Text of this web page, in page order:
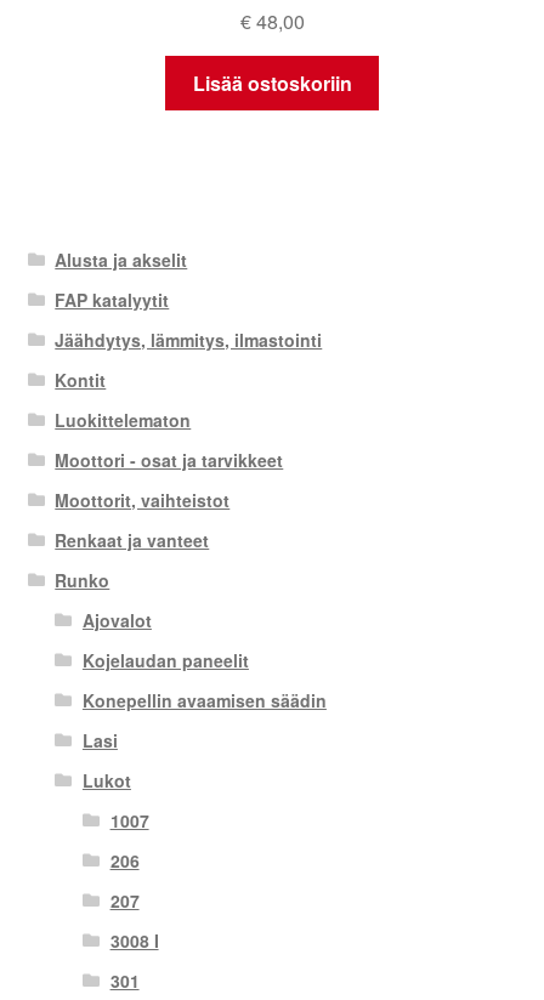
€48,00
Lisää ostoskoriin
Alusta ja akselit
FAP katalyytit
Jäähdytys, lämmitys, ilmastointi
Kontit
Luokittelematon
Moottori - osat ja tarvikkeet
Moottorit, vaihteistot
Renkaat ja vanteet
Runko
Ajovalot
Kojelaudan paneelit
Konepellin avaamisen säädin
Lasi
Lukot
1007
206
207
3008 I
301